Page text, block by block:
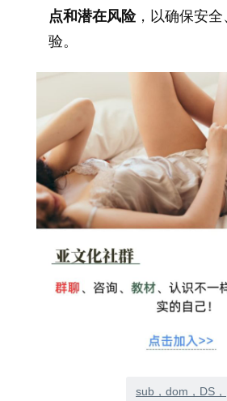
点和潜在风险，以确保安
验。
sub，dom，DS，